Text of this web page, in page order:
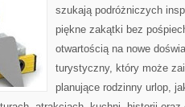
szukają podróżniczych
piękne zakątki bez
otwartością na nowe
turystyczny, który może
planujące rodzinny urlop,